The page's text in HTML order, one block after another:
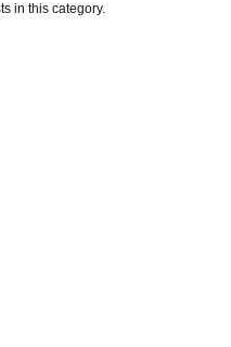
in this category.